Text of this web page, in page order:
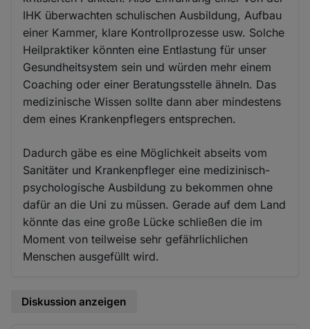
IHK überwachten schulischen Ausbildung, Aufbau
einer Kammer, klare Kontrollprozesse usw. Solche
Heilpraktiker könnten eine Entlastung für unser
Gesundheitsystem sein und würden mehr einem
Coaching oder einer Beratungsstelle ähneln. Das
medizinische Wissen sollte dann aber mindestens
dem eines Krankenpflegers entsprechen.
Dadurch gäbe es eine Möglichkeit abseits vom
Sanitäter und Krankenpfleger eine medizinisch-
psychologische Ausbildung zu bekommen ohne
dafür an die Uni zu müssen. Gerade auf dem Land
könnte das eine große Lücke schließen die im
Moment von teilweise sehr gefährlichlichen
Menschen ausgefüllt wird.
Diskussion anzeigen